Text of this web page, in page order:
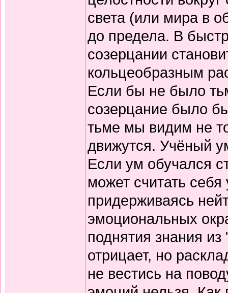
света (или мира в
до предела. В
созерцании
кольцеобразным
Если бы не было
созерцание было
тьме мы видим не
движутся. Учёный
Если ум обучался
может считать
придерживаясь
эмоциональных
поднятия знания
отрицает, но
не вестись на